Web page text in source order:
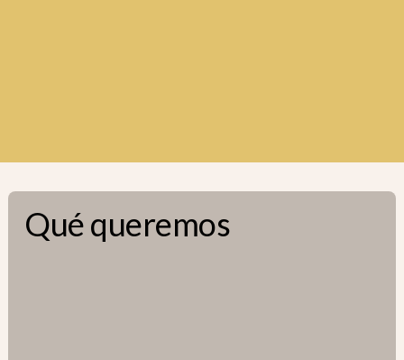
Qué queremos